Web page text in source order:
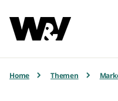
Home Themen